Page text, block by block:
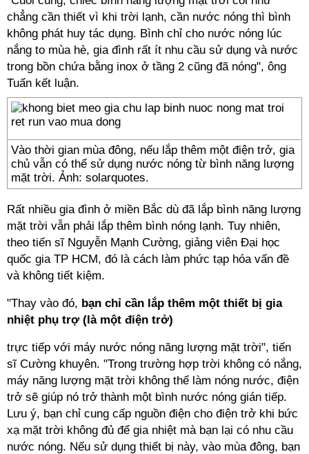
chẳng cần thiết vì khi trời lạnh, cần nước nóng thì bình
không phát huy tác dụng. Bình chỉ cho nước nóng lúc
nắng to mùa hè, gia đình rất ít nhu cầu sử dụng và nước
trong bồn chứa bằng inox ở tầng 2 cũng đã nóng", ông
Tuấn kết luận.
Vào thời gian mùa đông, nếu lắp thêm một điện trở, gia
chủ vẫn có thể sử dụng nước nóng từ bình năng lượng
mặt trời. Ảnh: solarquotes.
Rất nhiều gia đình ở miền Bắc dù đã lắp bình năng lượng
mặt trời vẫn phải lắp thêm bình nóng lạnh. Tuy nhiên,
theo tiến sĩ Nguyễn Mạnh Cường, giảng viên Đại học
quốc gia TP HCM, đó là cách làm phức tạp hóa vấn đề
và không tiết kiệm.
"Thay vào đó, bạn chỉ cần lắp thêm một thiết bị gia
nhiệt phụ trợ (là một điện trở)
trực tiếp với máy nước nóng năng lượng mặt trời", tiến
sĩ Cường khuyên. "Trong trường hợp trời không có nắng,
máy năng lượng mặt trời không thể làm nóng nước, điện
trở sẽ giúp nó trở thành một bình nước nóng gián tiếp.
Lưu ý, bạn chỉ cung cấp nguồn điện cho điện trở khi bức
xạ mặt trời không đủ để gia nhiệt mà bạn lại có nhu cầu
nước nóng. Nếu sử dụng thiết bị này, vào mùa đông, bạn